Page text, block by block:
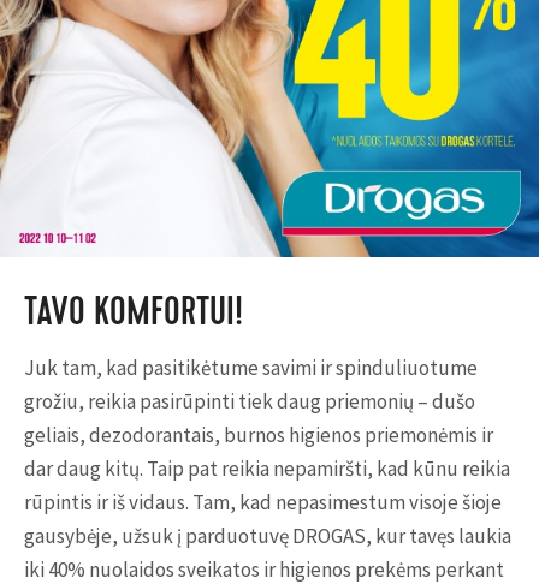
TAVO KOMFORTUI!
Juk tam, kad pasitikėtume savimi ir spinduliuotume
grožiu, reikia pasirūpinti tiek daug priemonių – dušo
geliais, dezodorantais, burnos higienos priemonėmis ir
dar daug kitų. Taip pat reikia nepamiršti, kad kūnu reikia
rūpintis ir iš vidaus. Tam, kad nepasimestum visoje šioje
gausybėje, užsuk į parduotuvę DROGAS, kur tavęs laukia
iki 40% nuolaidos sveikatos ir higienos prekėms perkant